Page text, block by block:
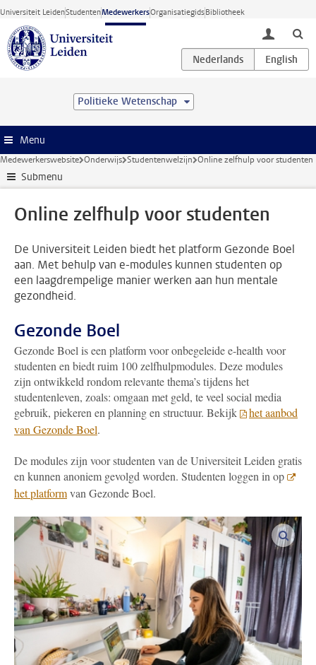
Ga direct naar de inhoud
Universiteit LeidenStudentenMedewerkersOrganisatiegidsBibliotheek
toggle
Politieke Wetenschap
Menu
Medewerkerswebsite Onderwijs Studentenwelzijn Online zelfhulp voor studenten
Submenu
Online zelfhulp voor studenten
De Universiteit Leiden biedt het platform Gezonde Boel
aan. Met behulp van e-modules kunnen studenten op
een laagdrempelige manier werken aan hun mentale
gezondheid.
Gezonde Boel
Gezonde Boel is een platform voor onbegeleide e-health voor
studenten en biedt ruim 100 zelfhulpmodules. Deze modules
zijn ontwikkeld rondom relevante thema’s tijdens het
studentenleven, zoals: omgaan met geld, te veel social media
gebruik, piekeren en planning en structuur. Bekijk
het aanbod
van Gezonde Boel.
De modules zijn voor studenten van de Universiteit Leiden gratis
en kunnen anoniem gevolgd worden. Studenten loggen in op
het platformvan Gezonde Boel.